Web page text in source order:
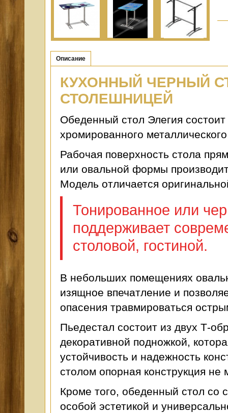
Описание
КУХОННЫЙ ЧЕРНЫЙ
СТОЛЕШНИЦЕЙ
Обеденный стол Элегия
хромированного
Рабочая поверхность стола
или овальной формы
Модель отличается
Тонированное или
поддерживает
столовой, гостиной.
В небольших помещениях
изящное впечатление и
опасения травмироваться
Пьедестал состоит из двух Т-
декоративной подножкой,
устойчивость и надежность
столом опорная конструкция не
Кроме того, обеденный стол со
особой эстетикой и